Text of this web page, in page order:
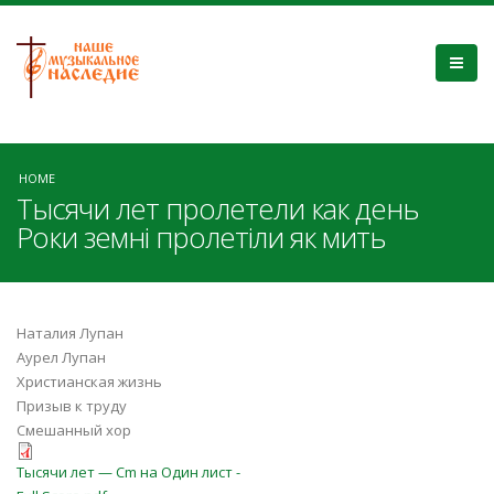
HOME
Тысячи лет пролетели как день
Роки земні пролетіли як мить
Наталия Лупан
Аурел Лупан
Христианская жизнь
Призыв к труду
Смешанный хор
Тысячи лет — Cm на Один лист -
Тысячи лет — Cm на Один лист -